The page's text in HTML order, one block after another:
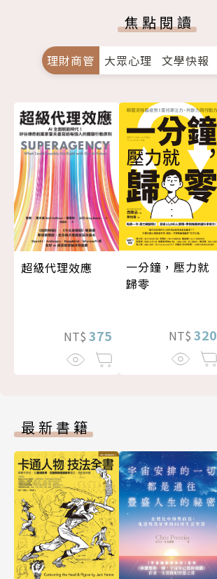
焦點閱讀
理財商管 大眾心理 文學快報
超級代理效應
NT$ 375
一分鐘，壓力就
歸零
NT$ 320
最新書籍